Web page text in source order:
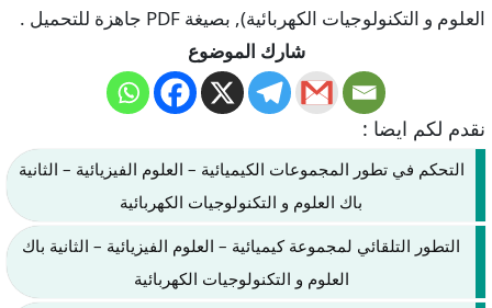
العلوم و التكنولوجيات الكهربائية), بصيغة PDF جاهزة للتحميل .
شارك الموضوع
نقدم لكم ايضا :
التحكم في تطور المجموعات الكيميائية – العلوم الفيزيائية – الثانية
باك العلوم و التكنولوجيات الكهربائية
التطور التلقائي لمجموعة كيميائية – العلوم الفيزيائية – الثانية باك
العلوم و التكنولوجيات الكهربائية